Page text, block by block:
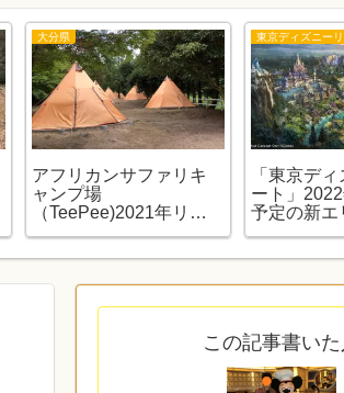
大分県
アフリカンサファリキ
ャンプ場
（TeePee)2021年リニ
東京ディズニー
「東京デ
ート」
予定の新エ
この記事書いた